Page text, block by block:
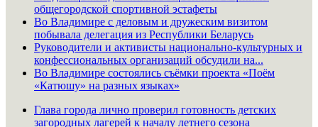
общегородской спортивной эстафеты
Во Владимире с деловым и дружеским визитом
побывала делегация из Республики Беларусь
Руководители и активисты национально-культурных и
конфессиональных организаций обсудили на...
Во Владимире состоялись съёмки проекта «Поём
«Катюшу» на разных языках»
Глава города лично проверил готовность детских
загородных лагерей к началу летнего сезона